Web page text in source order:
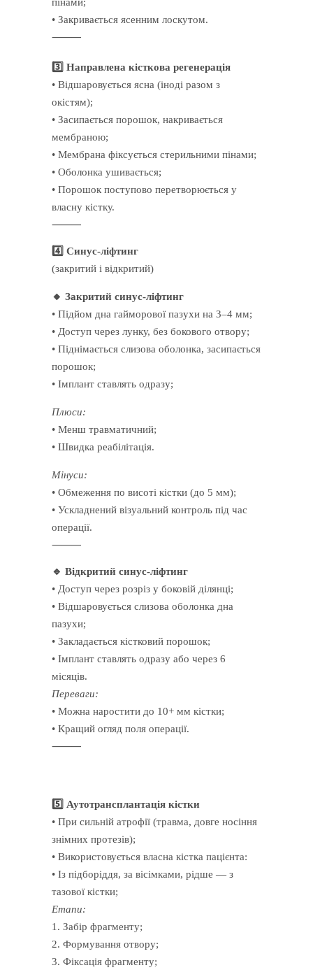
пінами;
• Закривається ясенним лоскутом.
⸻
3️⃣ Направлена кісткова регенерація
• Відшаровується ясна (іноді разом з
окістям);
• Засипається порошок, накривається
мембраною;
• Мембрана фіксується стерильними пінами;
• Оболонка ушивається;
• Порошок поступово перетворюється у
власну кістку.
⸻
4️⃣ Синус-ліфтинг
(закритий і відкритий)
🔸 Закритий синус-ліфтинг
• Підйом дна гайморової пазухи на 3–4 мм;
• Доступ через лунку, без бокового отвору;
• Піднімається слизова оболонка, засипається
порошок;
• Імплант ставлять одразу;
Плюси:
• Менш травматичний;
• Швидка реабілітація.
Мінуси:
• Обмеження по висоті кістки (до 5 мм);
• Ускладнений візуальний контроль під час
операції.
⸻
🔹 Відкритий синус-ліфтинг
• Доступ через розріз у боковій ділянці;
• Відшаровується слизова оболонка дна
пазухи;
• Закладається кістковий порошок;
• Імплант ставлять одразу або через 6
місяців.
Переваги:
• Можна наростити до 10+ мм кістки;
• Кращий огляд поля операції.
⸻
5️⃣ Аутотрансплантація кістки
• При сильній атрофії (травма, довге носіння
знімних протезів);
• Використовується власна кістка пацієнта:
• Із підборіддя, за вісімками, рідше — з
тазової кістки;
Етапи:
1. Забір фрагменту;
2. Формування отвору;
3. Фіксація фрагменту;